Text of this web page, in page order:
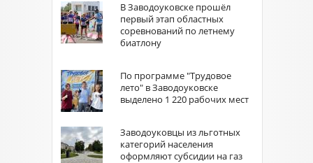
В Заводоуковске прошёл
первый этап областных
соревнований по летнему
биатлону
По программе "Трудовое
лето" в Заводоуковске
выделено 1 220 рабочих мест
Заводоуковцы из льготных
категорий населения
оформляют субсидии на газ